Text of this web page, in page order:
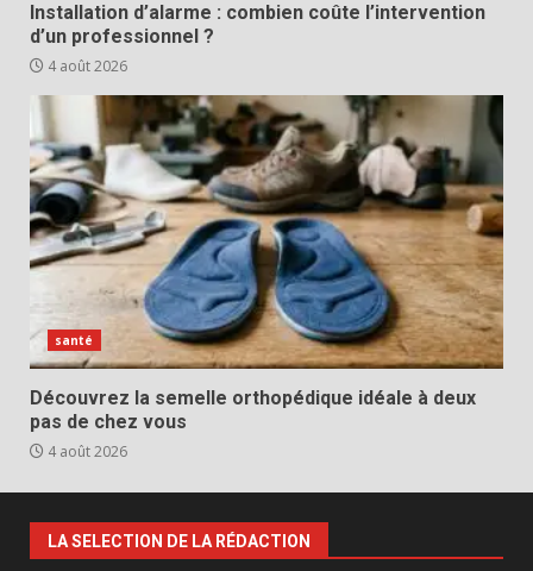
Installation d’alarme : combien coûte l’intervention
d’un professionnel ?
4 août 2026
santé
Découvrez la semelle orthopédique idéale à deux
pas de chez vous
4 août 2026
LA SELECTION DE LA RÉDACTION